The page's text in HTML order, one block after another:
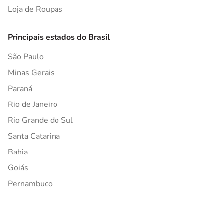
Loja de Roupas
Principais estados do Brasil
São Paulo
Minas Gerais
Paraná
Rio de Janeiro
Rio Grande do Sul
Santa Catarina
Bahia
Goiás
Pernambuco